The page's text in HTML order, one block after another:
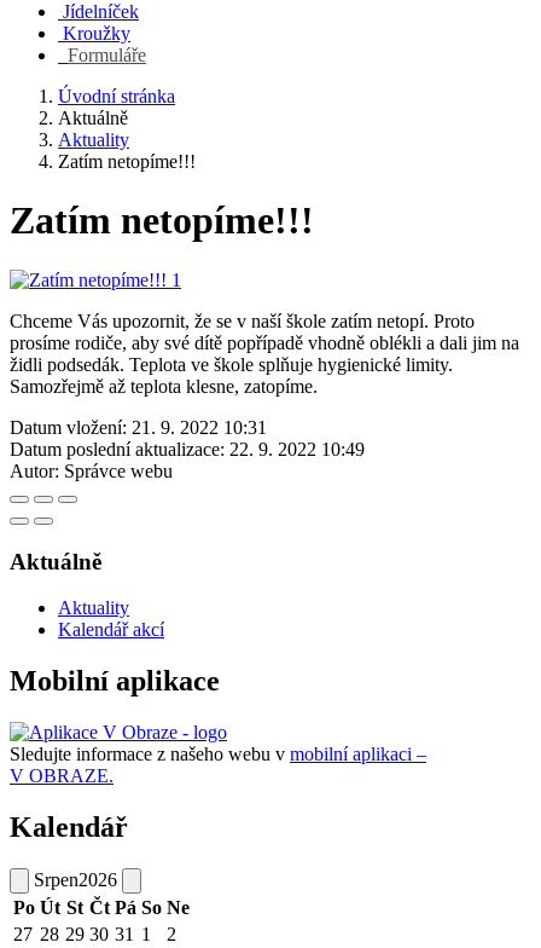
Jídelníček
Kroužky
Formuláře
Úvodní stránka
Aktuálně
Aktuality
Zatím netopíme!!!
Zatím netopíme!!!
Chceme Vás upozornit, že se v naší škole zatím netopí. Proto
prosíme rodiče, aby své dítě popřípadě vhodně oblékli a dali jim na
židli podsedák. Teplota ve škole splňuje hygienické limity.
Samozřejmě až teplota klesne, zatopíme.
Datum vložení: 21. 9. 2022 10:31
Datum poslední aktualizace: 22. 9. 2022 10:49
Autor: Správce webu
Aktuálně
Aktuality
Kalendář akcí
Mobilní aplikace
Sledujte informace z našeho webu v mobilní aplikaci –
V OBRAZE.
Kalendář
Srpen2026
Po Út St Čt Pá So Ne
27 28 29 30 31 1
2